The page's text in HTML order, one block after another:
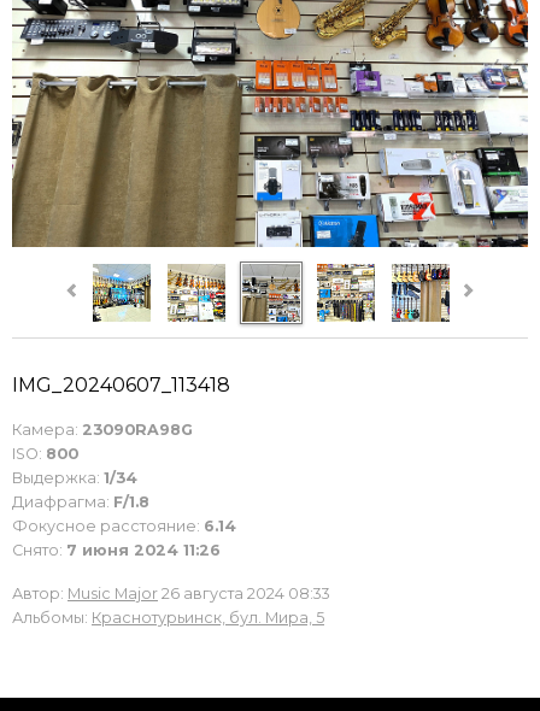
IMG_20240607_113418
Камера: 23090RA98G
ISO: 800
Выдержка: 1/34
Диафрагма: F/1.8
Фокусное расстояние: 6.14
Снято: 7 июня 2024 11:26
Автор: Music Major 26 августа 2024 08:33
Альбомы: Краснотурьинск, бул. Мира, 5